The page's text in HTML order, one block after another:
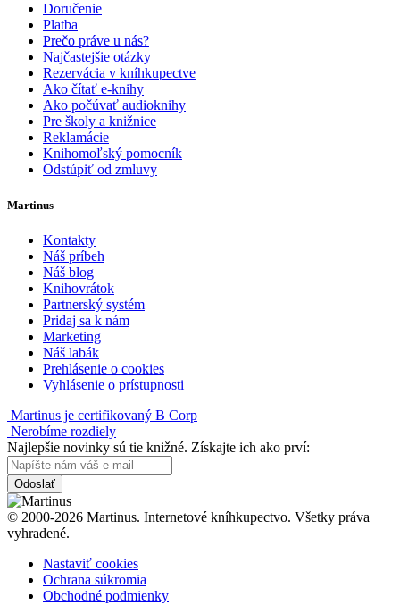
Doručenie
Platba
Prečo práve u nás?
Najčastejšie otázky
Rezervácia v kníhkupectve
Ako čítať e-knihy
Ako počúvať audioknihy
Pre školy a knižnice
Reklamácie
Knihomoľský pomocník
Odstúpiť od zmluvy
Martinus
Kontakty
Náš príbeh
Náš blog
Knihovrátok
Partnerský systém
Pridaj sa k nám
Marketing
Náš labák
Prehlásenie o cookies
Vyhlásenie o prístupnosti
Martinus je certifikovaný B Corp
Nerobíme rozdiely
Najlepšie novinky sú tie knižné. Získajte ich ako prví:
Odoslať
© 2000-2026 Martinus. Internetové kníhkupectvo. Všetky práva
vyhradené.
Nastaviť cookies
Ochrana súkromia
Obchodné podmienky